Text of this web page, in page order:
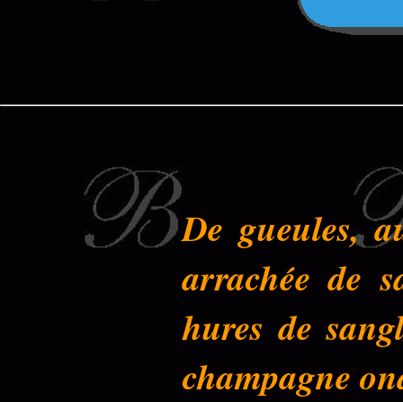
De gueules,
arrachée de
hures de
champagne